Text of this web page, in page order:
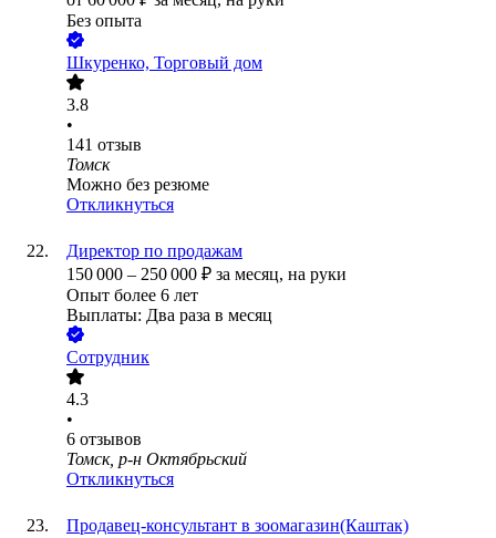
Без опыта
Шкуренко, Торговый дом
3.8
•
141 отзыв
Томск
Можно без резюме
Откликнуться
Директор по продажам
150 000 – 250 000 ₽ за месяц, на руки
Опыт более 6 лет
Выплаты: Два раза в месяц
Сотрудник
4.3
•
6 отзывов
Томск, р-н Октябрьский
Откликнуться
Продавец-консультант в зоомагазин(Каштак)